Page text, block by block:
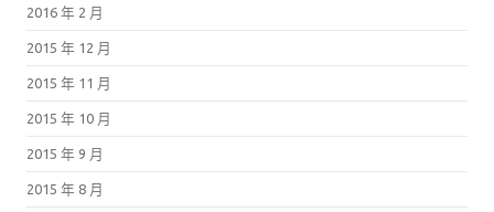
2016 年 2 月
2015 年 12 月
2015 年 11 月
2015 年 10 月
2015 年 9 月
2015 年 8 月